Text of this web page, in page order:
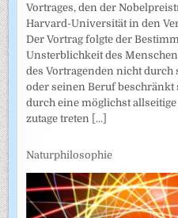
Vortrages, den der
Harvard-Universität in den
Der Vortrag folgte der
Unsterblichkeit des
des Vortragenden nicht
oder seinen Beruf
durch eine möglichst
zutage treten [...]
Naturphilosophie